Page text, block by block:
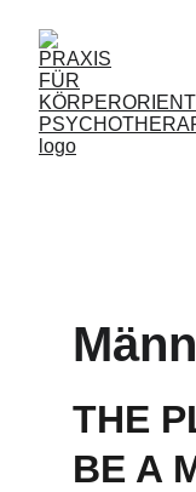
THE
BE A